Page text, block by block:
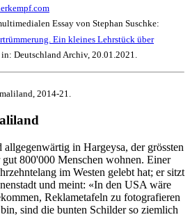
Essay von Stephan Suschke:
Ein kleines Lehrstück über
, in: Deutschland Archiv, 20.01.2021.
2014-21.
in Hargeysa, der grössten
800'000 Menschen wohnen. Einer
im Westen gelebt hat; er sitzt
und meint: «In den USA wäre
Reklametafeln zu fotografieren
sind die bunten Schilder so ziemlich